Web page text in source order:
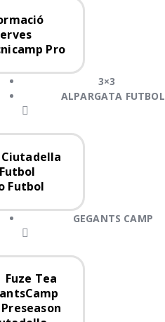
Pro
3×3
ALPARGATA FUTBOL
Ciutadella
Futbol
GEGANTS CAMP
Fuze Tea
Preseason